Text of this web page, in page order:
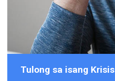
Tulong sa isang Krisis